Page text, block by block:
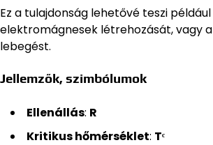
Ez a tulajdonság lehetővé teszi
elektromágnesek létrehozását, vagy
lebegést.
Jellemzők, szimbólumok
Ellenállás: R
Kritikus hőmérséklet: Tᶜ